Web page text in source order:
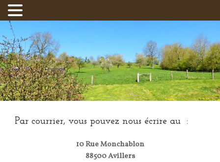
Par courrier, vous pouvez nous écrire au :
10 Rue Monchablon
88500 Avillers